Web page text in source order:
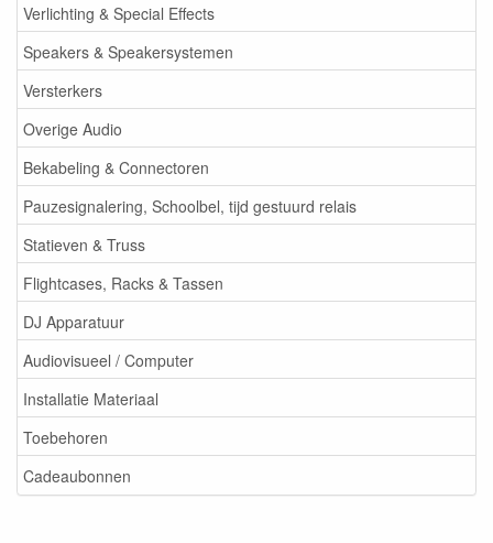
Verlichting & Special Effects
Speakers & Speakersystemen
Versterkers
Overige Audio
Bekabeling & Connectoren
Pauzesignalering, Schoolbel, tijd gestuurd relais
Statieven & Truss
Flightcases, Racks & Tassen
DJ Apparatuur
Audiovisueel / Computer
Installatie Materiaal
Toebehoren
Cadeaubonnen